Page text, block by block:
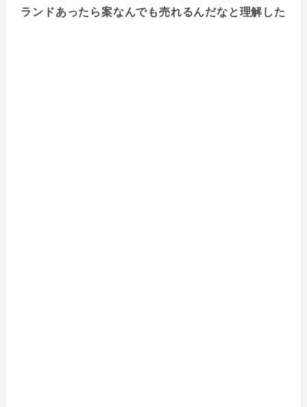
ランドあったら案なんでも売れるんだなと理解した